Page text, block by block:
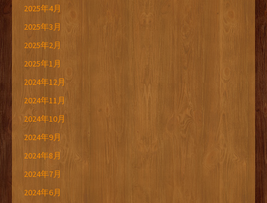
2025年4月
2025年3月
2025年2月
2025年1月
2024年12月
2024年11月
2024年10月
2024年9月
2024年8月
2024年7月
2024年6月